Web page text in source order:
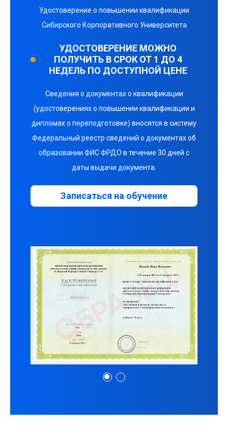
Удостоверение о повышении квалификации
Сибирского Корпоративного Университета
УДОСТОВЕРЕНИЕ МОЖНО
ПОЛУЧИТЬ В СРОК ОТ 1 ДО 4
НЕДЕЛЬ ПО ДОСТУПНОЙ ЦЕНЕ
Сведения о документах о квалификации
(удостоверениях о повышении квалификации и
дипломах о переподготовке) вносятся в систему
Федеральный реестр сведений о документах об
образовании ФИС ФРДО в течение 30 дней с
даты выдачи документа.
Записаться на обучение